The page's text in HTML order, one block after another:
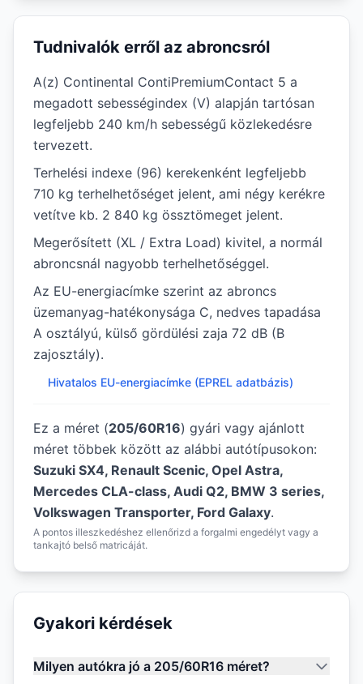
Tudnivalók erről az abroncsról
A(z) Continental ContiPremiumContact 5 a
megadott sebességindex (V) alapján tartósan
legfeljebb 240 km/h sebességű közlekedésre
tervezett.
Terhelési indexe (96) kerekenként legfeljebb
710 kg terhelhetőséget jelent, ami négy kerékre
vetítve kb. 2 840 kg össztömeget jelent.
Megerősített (XL / Extra Load) kivitel, a normál
abroncsnál nagyobb terhelhetőséggel.
Az EU-energiacímke szerint az abroncs
üzemanyag-hatékonysága C, nedves tapadása
A osztályú, külső gördülési zaja 72 dB (B
zajosztály).
Hivatalos EU-energiacímke (EPREL adatbázis)
Ez a méret (205/60R16) gyári vagy ajánlott
méret többek között az alábbi autótípusokon:
Suzuki SX4, Renault Scenic, Opel Astra,
Mercedes CLA-class, Audi Q2, BMW 3 series,
Volkswagen Transporter, Ford Galaxy.
A pontos illeszkedéshez ellenőrizd a forgalmi engedélyt vagy a
tankajtó belső matricáját.
Gyakori kérdések
Milyen autókra jó a 205/60R16 méret?